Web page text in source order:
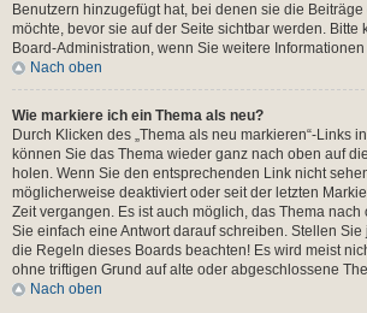
Benutzern hinzugefügt hat, bei denen sie die
möchte, bevor sie auf der Seite sichtbar werden. Bitte
Board-Administration, wenn Sie weitere
Nach oben
Wie markiere ich ein Thema als neu?
Durch Klicken des „Thema als neu markieren“-Links
können Sie das Thema wieder ganz nach oben auf
holen. Wenn Sie den entsprechenden Link nicht
möglicherweise deaktiviert oder seit der letzten
Zeit vergangen. Es ist auch möglich, das Thema
Sie einfach eine Antwort darauf schreiben. Stellen Sie
die Regeln dieses Boards beachten! Es wird meist
ohne triftigen Grund auf alte oder abgeschlossene
Nach oben